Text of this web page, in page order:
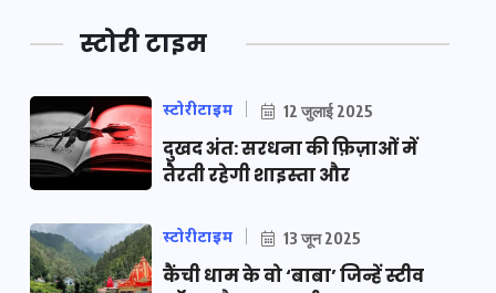
स्टोरी टाइम
स्टोरीटाइम 12 जुलाई 2025
दुखद अंत: सरधना की फ़िज़ाओं में
तैरती रहेगी शाइस्ता और
स्टोरीटाइम 13 जून 2025
कैंची धाम के वो ‘बाबा’ जिन्हें स्टीव